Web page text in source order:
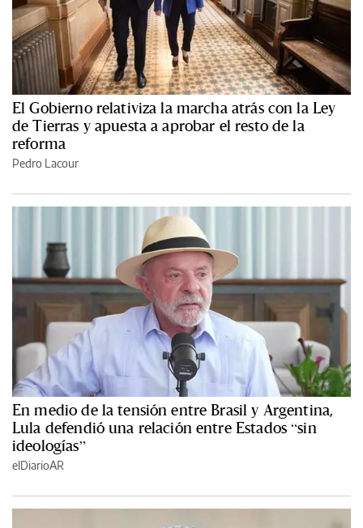
El Gobierno relativiza la marcha atrás con la Ley
de Tierras y apuesta a aprobar el resto de la
reforma
Pedro Lacour
En medio de la tensión entre Brasil y Argentina,
Lula defendió una relación entre Estados “sin
ideologías”
elDiarioAR